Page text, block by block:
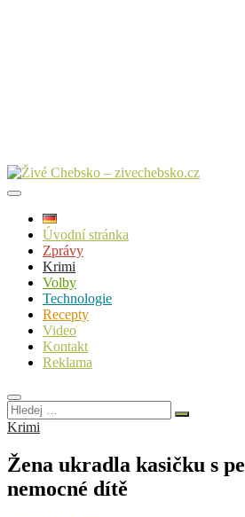
Úvodní stránka
Zprávy
Krimi
Volby
Technologie
Recepty
Video
Kontakt
Reklama
Hledej
…
Krimi
Žena ukradla kasičku s
nemocné dítě